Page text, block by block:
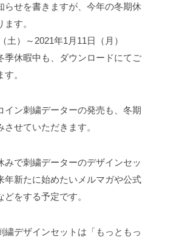
らせを書きますが、今年の冬期休
す。
土）～2021年1月11日（月）
季休暇中も、ダウンロードにてご
。
イン刺繍データーの発売も、冬期
せていただきます。
みで刺繍データーのデザインセッ
年新たに始めたいメルマガや公式
をする予定です。
繍デザインセットは「もっともっ